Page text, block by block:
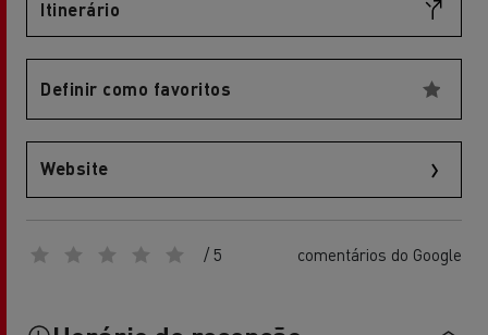
Itinerário
Definir como favoritos
Website
/ 5 comentários do Google